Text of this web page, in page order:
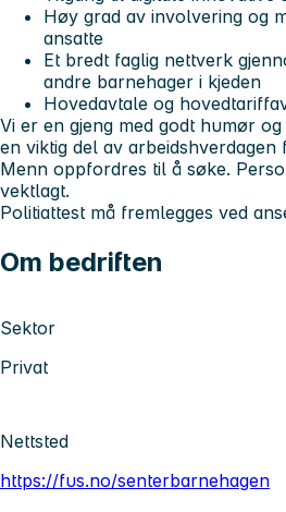
Høy grad av involvering og
ansatte
Et bredt faglig nettverk
andre barnehager i kjeden
Hovedavtale og
Vi er en gjeng med godt humør
en viktig del av
Menn oppfordres til å søke.
vektlagt.
Politiattest må fremlegges ved
Om bedriften
Sektor
Privat
Nettsted
https://fus.no/senterbarnehagen